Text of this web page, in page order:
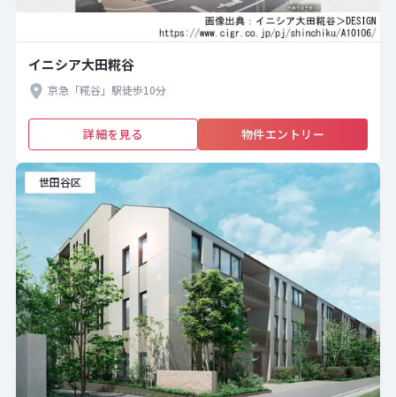
イニシア大田糀谷
京急「糀谷」駅徒歩10分
詳細を見る 物件エントリー
世田谷区